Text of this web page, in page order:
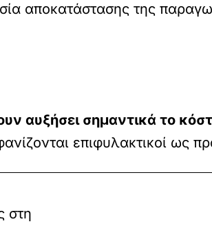
αποκατάστασης της
αυξήσει σημαντικά το
επιφυλακτικοί ως
στη